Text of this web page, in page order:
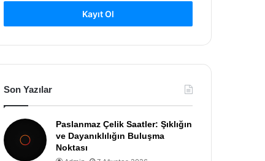
Kayıt Ol
Son Yazılar
Paslanmaz Çelik Saatler: Şıklığın
ve Dayanıklılığın Buluşma
Noktası